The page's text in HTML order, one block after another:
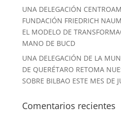
UNA DELEGACIÓN
FUNDACIÓN FRIEDRICH
EL MODELO DE
MANO DE BUCD
UNA DELEGACIÓN DE LA
DE QUERÉTARO RETOMA
SOBRE BILBAO ESTE MES DE
Comentarios recientes